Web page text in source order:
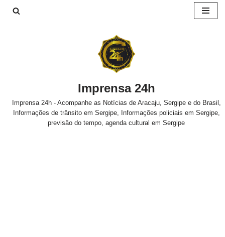
Imprensa 24h
Imprensa 24h - Acompanhe as Notícias de Aracaju, Sergipe e do Brasil,
Informações de trânsito em Sergipe, Informações policiais em Sergipe,
previsão do tempo, agenda cultural em Sergipe